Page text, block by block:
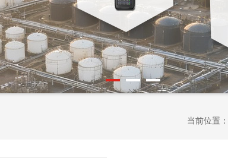
当前位置：